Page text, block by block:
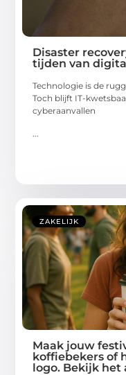
Disaster
tijden van
Technologie is de
Toch blijft IT-
cyberaanvallen
ZAKELIJK
Maak jouw
koffiebekers of
logo. Bekijk het